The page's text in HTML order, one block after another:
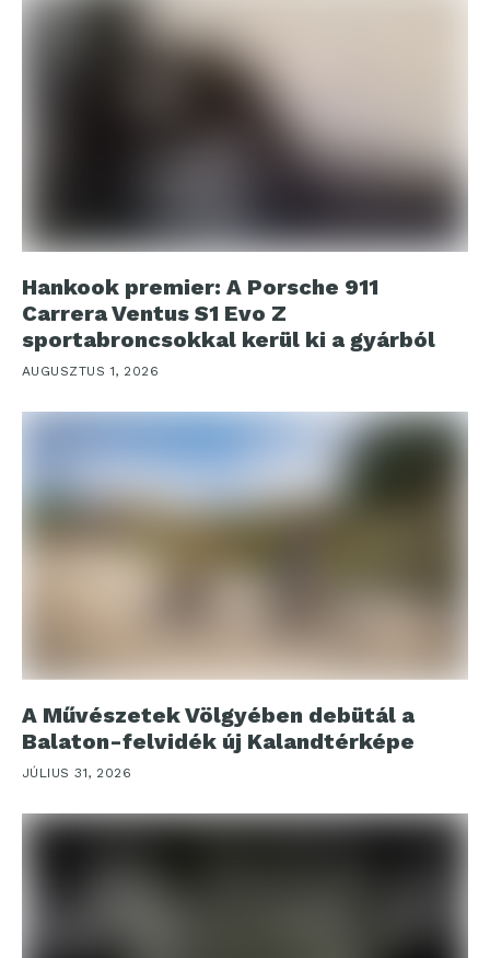
Hankook premier: A Porsche 911
Carrera Ventus S1 Evo Z
sportabroncsokkal kerül ki a gyárból
AUGUSZTUS 1, 2026
A Művészetek Völgyében debütál a
Balaton-felvidék új Kalandtérképe
JÚLIUS 31, 2026